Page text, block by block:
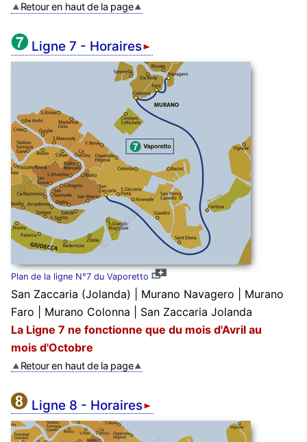
Retour en haut de la page
Ligne 7 - Horaires
Plan de la ligne N°7 du Vaporetto
San Zaccaria (Jolanda) | Murano Navagero | Murano
Faro | Murano Colonna | San Zaccaria Jolanda
La Ligne 7 ne fonctionne que du mois d'Avril au
mois d'Octobre
Retour en haut de la page
Ligne 8 - Horaires